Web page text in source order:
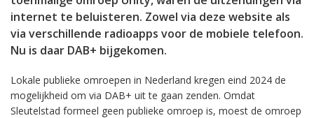
internet te beluisteren. Zowel via deze website als
via verschillende radioapps voor de mobiele telefoon.
Nu is daar DAB+ bijgekomen.
Lokale publieke omroepen in Nederland kregen eind 2024 de
mogelijkheid om via DAB+ uit te gaan zenden. Omdat
Sleutelstad formeel geen publieke omroep is, moest de omroep